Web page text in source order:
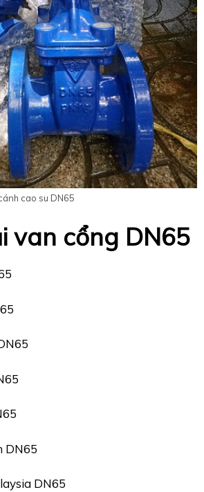
cao su DN65
van cổng DN65
DN65
DN65